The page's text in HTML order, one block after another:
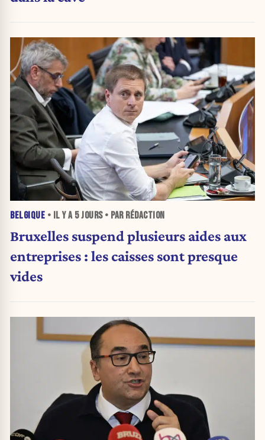
BELGIQUE • IL Y A 5 JOURS• PAR RÉDACTION
Bruxelles suspend plusieurs aides aux
entreprises : les caisses sont presque
vides